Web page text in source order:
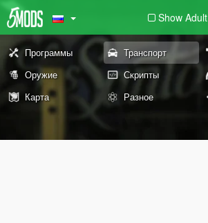
Show Adult
Программы Транспорт
Оружие
Скрипты
Карта
Разное